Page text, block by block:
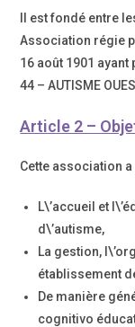
Il est fondé entre
Association régie
16 août 1901 ayant
44 – AUTISME
Article 2 –
Cette association a
L\’accueil et
d\’autisme,
La gestion,
établissement
De manière
cognitivo